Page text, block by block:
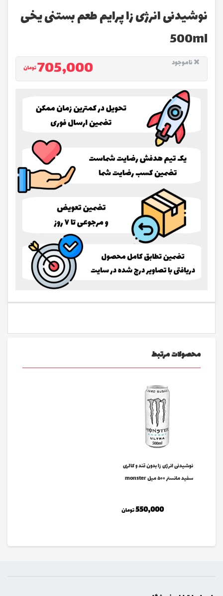
نوشیدنی انرژی زا پرایم طعم بستنی یخی
500ml
ناموجود 705,000تومان
محصولات مرتبط
نوشیدنی انرژی زا بدون قند و کالری
سفید مانستر ۵۰۰ میل monster
550,000تومان